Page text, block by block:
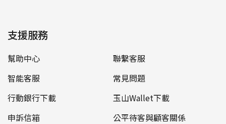
支援服務
幫助中心
聯繫客服
智能客服
常見問題
行動銀行下載
玉山Wallet下載
申訴信箱
公平待客與顧客關係